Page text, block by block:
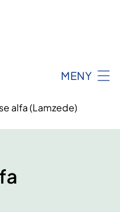
MENY
alfa (Lamzede)